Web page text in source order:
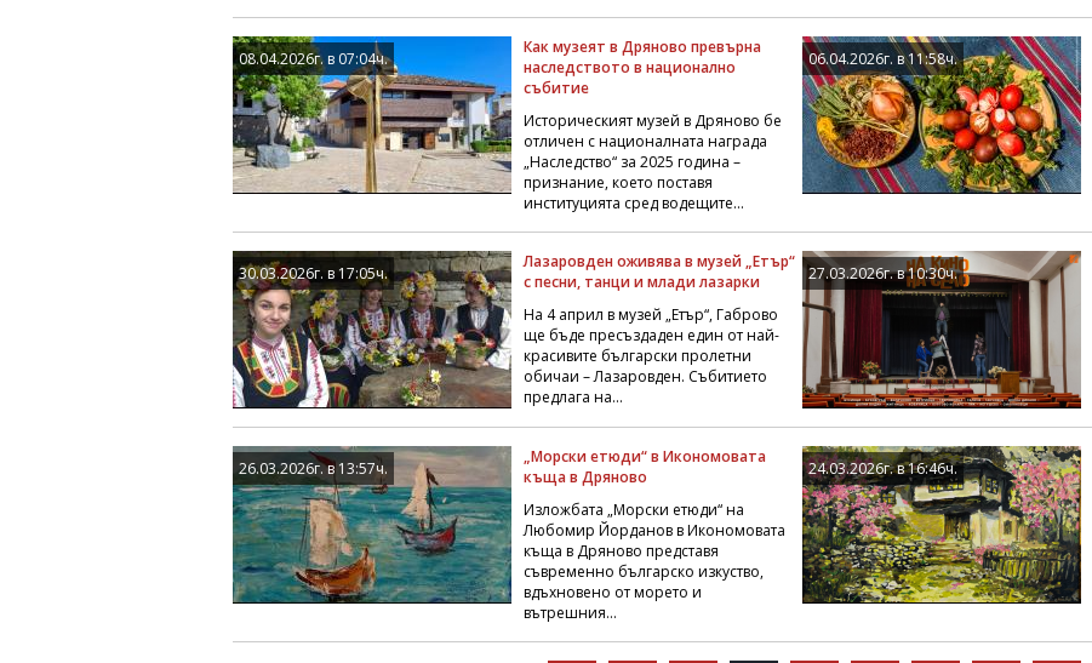
08.04.2026г. в 07:04ч.
Как музеят в Дряново превърна
наследството в национално
събитие
Историческият музей в Дряново бе
отличен с националната награда
„Наследство“ за 2025 година –
признание, което поставя
институцията сред водещите...
06.04.2026г. в 11:58ч.
30.03.2026г. в 17:05ч.
Лазаровден оживява в музей „Етър“
с песни, танци и млади лазарки
На 4 април в музей „Етър“, Габрово
ще бъде пресъздаден един от най-
красивите български пролетни
обичаи – Лазаровден. Събитието
предлага на...
27.03.2026г. в 10:30ч.
26.03.2026г. в 13:57ч.
„Морски етюди“ в Икономовата
къща в Дряново
Изложбата „Морски етюди“ на
Любомир Йорданов в Икономовата
къща в Дряново представя
съвременно българско изкуство,
вдъхновено от морето и
вътрешния...
24.03.2026г. в 16:46ч.